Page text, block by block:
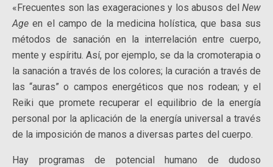
«Frecuentes son las exageraciones y los abusos del New
Ageen el campo de la medicina holística, que basa sus
métodos de sanación en la interrelación entre cuerpo,
mente y espíritu. Así, por ejemplo, se da la cromoterapia o
la sanación a través de los colores; la curación a través de
las “auras” o campos energéticos que nos rodean; y el
Reiki que promete recuperar el equilibrio de la energía
personal por la aplicación de la energía universal a través
de la imposición de manos a diversas partes del cuerpo.
Hay programas de potencial humano de dudoso